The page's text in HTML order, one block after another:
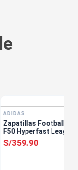
ADIDAS
Zapatillas Football
F50 Hyperfast League
S/359.90